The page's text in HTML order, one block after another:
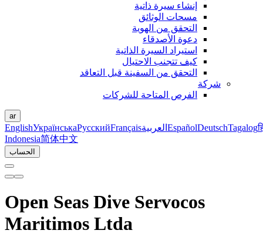
إنشاء سيرة ذاتية
مسحات الوثائق
التحقق من الهوية
دعوة الأصدقاء
استيراد السيرة الذاتية
كيف تتجنب الاحتيال
التحقق من السفينة قبل التعاقد
شركة
الفرص المتاحة للشركات
ar
EnglishУкраїнськаРусскийFrançaisالعربية EspañolDeutschTagalog
Indonesia简体中文
الحساب
Open Seas Dive Servocos
Maritimos Ltda